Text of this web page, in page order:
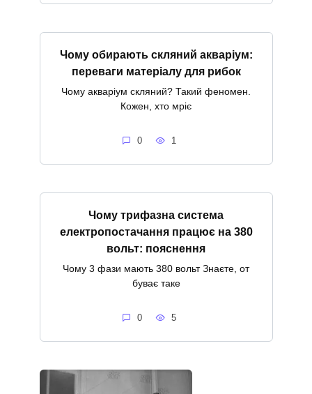
Чому обирають скляний акваріум:
переваги матеріалу для рибок
Чому акваріум скляний? Такий феномен.
Кожен, хто мріє
0 1
Чому трифазна система
електропостачання працює на 380
вольт: пояснення
Чому 3 фази мають 380 вольт Знаєте, от
буває таке
0 5